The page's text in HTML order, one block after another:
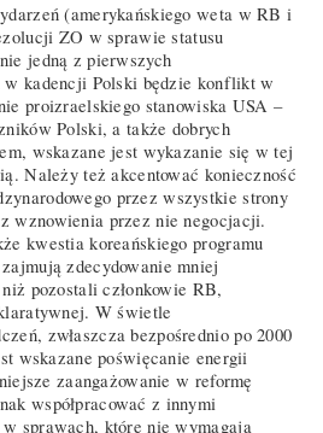
(amerykańskiego weta w RB i
ZO w sprawie statusu
jedną z pierwszych
w kadencji Polski będzie konflikt w
proizraelskiego stanowiska USA –
Polski, a także dobrych
wskazane jest wykazanie się w tej
Należy też akcentować konieczność
przez wszystkie strony
wznowienia przez nie negocjacji.
kwestia koreańskiego programu
zdecydowanie mniej
pozostali członkowie RB,
W świetle
zwłaszcza bezpośrednio po 2000
wskazane poświęcanie energii
zaangażowanie w reformę
współpracować z innymi
sprawach, które nie wymagają